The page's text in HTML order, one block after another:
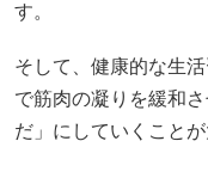
す。
そして、健康的な生
で筋肉の凝りを緩和
だ」にしていくこと